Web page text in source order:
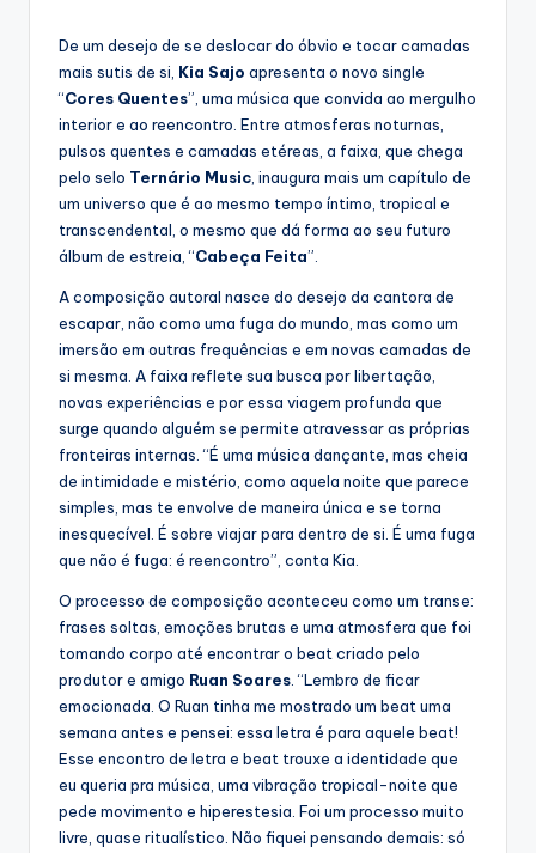
De um desejo de se deslocar do óbvio e tocar camadas
mais sutis de si, Kia Sajo apresenta o novo single
“Cores Quentes”, uma música que convida ao mergulho
interior e ao reencontro. Entre atmosferas noturnas,
pulsos quentes e camadas etéreas, a faixa, que chega
pelo selo Ternário Music, inaugura mais um capítulo de
um universo que é ao mesmo tempo íntimo, tropical e
transcendental, o mesmo que dá forma ao seu futuro
álbum de estreia, “Cabeça Feita”.
A composição autoral nasce do desejo da cantora de
escapar, não como uma fuga do mundo, mas como um
imersão em outras frequências e em novas camadas de
si mesma. A faixa reflete sua busca por libertação,
novas experiências e por essa viagem profunda que
surge quando alguém se permite atravessar as próprias
fronteiras internas. “É uma música dançante, mas cheia
de intimidade e mistério, como aquela noite que parece
simples, mas te envolve de maneira única e se torna
inesquecível. É sobre viajar para dentro de si. É uma fuga
que não é fuga: é reencontro”, conta Kia.
O processo de composição aconteceu como um transe:
frases soltas, emoções brutas e uma atmosfera que foi
tomando corpo até encontrar o beat criado pelo
produtor e amigo Ruan Soares. “Lembro de ficar
emocionada. O Ruan tinha me mostrado um beat uma
semana antes e pensei: essa letra é para aquele beat!
Esse encontro de letra e beat trouxe a identidade que
eu queria pra música, uma vibração tropical-noite que
pede movimento e hiperestesia. Foi um processo muito
livre, quase ritualístico. Não fiquei pensando demais: só